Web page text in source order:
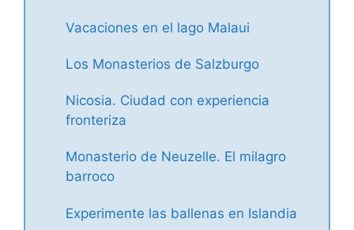
Vacaciones en el lago Malaui
Los Monasterios de Salzburgo
Nicosia. Ciudad con experiencia
fronteriza
Monasterio de Neuzelle. El milagro
barroco
Experimente las ballenas en Islandia